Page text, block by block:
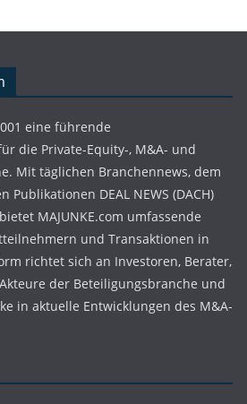
eine führende
die Private-Equity-, M&A- und
Mit täglichen Branchennews, dem
Publikationen DEAL NEWS (DACH)
bietet MAJUNKE.com umfassende
und Transaktionen in
richtet sich an Investoren, Berater,
der Beteiligungsbranche und
in aktuelle Entwicklungen des M&A-